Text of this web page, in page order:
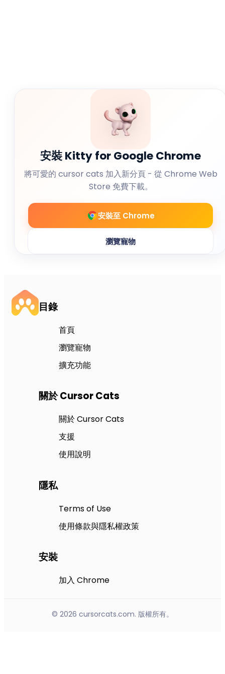
安裝 Kitty for Google Chrome
將可愛的 cursor cats 加入新分頁 - 從 Chrome Web
Store 免費下載。
安裝至 Chrome
瀏覽寵物
目錄
首頁
瀏覽寵物
擴充功能
關於 Cursor Cats
關於 Cursor Cats
支援
使用說明
隱私
Terms of Use
使用條款與隱私權政策
安裝
加入 Chrome
© 2026 cursorcats.com. 版權所有。